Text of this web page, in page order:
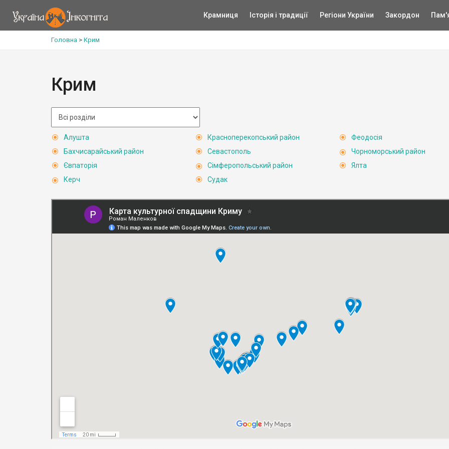
Крамниця Історія і традиції Регіони України Закордон
Головна > Крим
Крим
Алушта
Бахчисарайський район
Євпаторія
Керч
Красноперекопський район
Севастополь
Сімферопольський район
Судак
Феодосія
Чорноморський район
Ялта